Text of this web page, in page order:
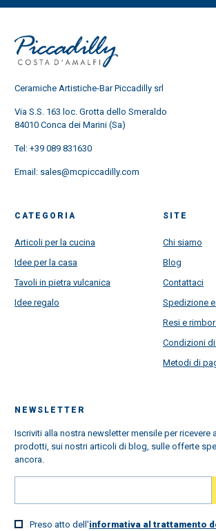
Ceramiche Artistiche-Bar Piccadilly srl
Via S.S. 163 loc. Grotta dello Smeraldo
84010 Conca dei Marini (Sa)
Tel: +39 089 831630
Email: sales@mcpiccadilly.com
CATEGORIA
Articoli per la cucina
Idee per la casa
Tavoli in pietra vulcanica
Idee regalo
SITE
Chi siamo
Blog
Contattaci
Spedizione
Resi e
Condizioni
Metodi di
NEWSLETTER
Iscriviti alla nostra newsletter mensile per ricevere
prodotti, sui nostri articoli di blog, sulle offerte
ancora.
Preso atto dell'informativa al trattamento